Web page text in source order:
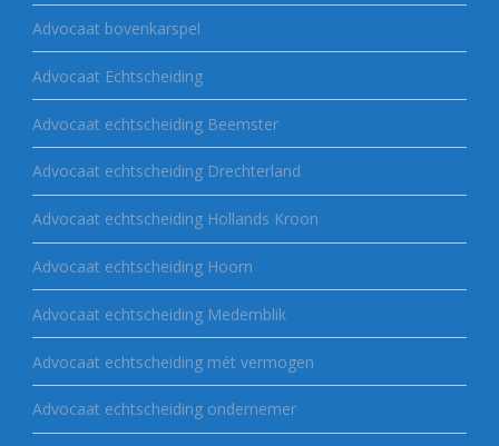
Advocaat bovenkarspel
Advocaat Echtscheiding
Advocaat echtscheiding Beemster
Advocaat echtscheiding Drechterland
Advocaat echtscheiding Hollands Kroon
Advocaat echtscheiding Hoorn
Advocaat echtscheiding Medemblik
Advocaat echtscheiding mét vermogen
Advocaat echtscheiding ondernemer